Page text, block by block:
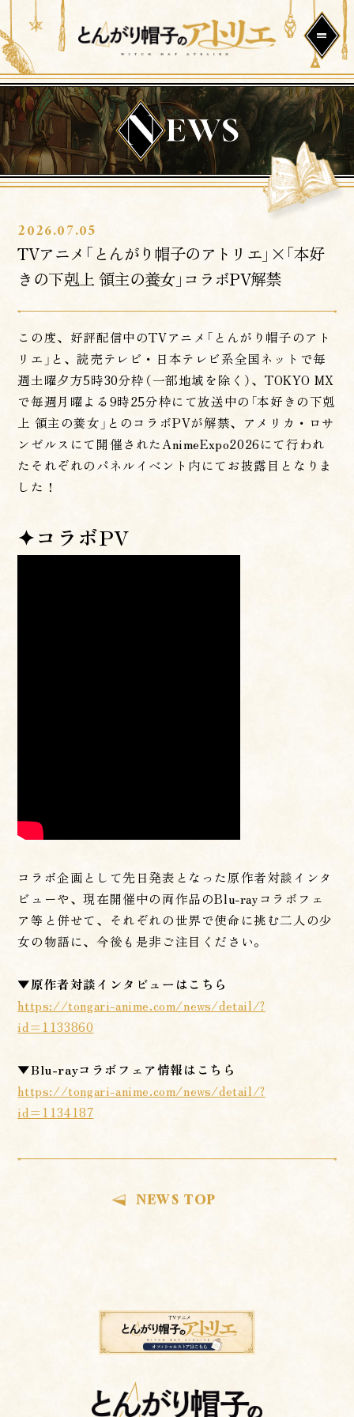
2026.07.05
TVアニメ「とんがり帽子のアトリエ」×「本好
きの下剋上 領主の養女」コラボPV解禁
この度、好評配信中のTVアニメ「とんがり帽子のアト
リエ」と、読売テレビ・日本テレビ系全国ネットで毎
週土曜夕方5時30分枠（一部地域を除く）、TOKYO MX
で毎週月曜よる9時25分枠にて放送中の「本好きの下剋
上 領主の養女」とのコラボPVが解禁、アメリカ・ロサ
ンゼルスにて開催されたAnimeExpo2026にて行われ
たそれぞれのパネルイベント内にてお披露目となりま
した！
✦コラボPV
コラボ企画として先日発表となった原作者対談インタ
ビューや、現在開催中の両作品のBlu-rayコラボフェ
ア等と併せて、それぞれの世界で使命に挑む二人の少
女の物語に、今後も是非ご注目ください。
▼原作者対談インタビューはこちら
https://tongari-anime.com/news/detail/?
id=1133860
▼Blu-rayコラボフェア情報はこちら
https://tongari-anime.com/news/detail/?
id=1134187
NEWS TOP